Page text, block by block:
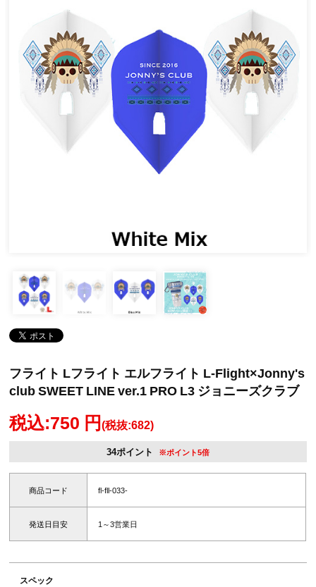
フライト Lフライト エルフライト L-Flight×Jonny's
club SWEET LINE ver.1 PRO L3 ジョニーズクラブ
税込:750 円(税抜:682)
34ポイント ※ポイント5倍
商品コード fl-fll-033-
発送日目安 1～3営業日
スペック